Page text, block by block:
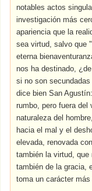
notables actos
investigación más
apariencia que la
sea virtud, salvo que
eterna
nos ha destinado,
si no son
dice bien San
rumbo, pero fuera
naturaleza del
hacia el mal y el
elevada, renovada
también la virtud,
también de la gracia,
toma un carácter